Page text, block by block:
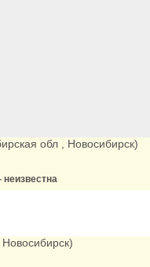
обл , Новосибирск)
, Новосибирск)